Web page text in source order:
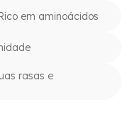
em aminoácidos
rasas e